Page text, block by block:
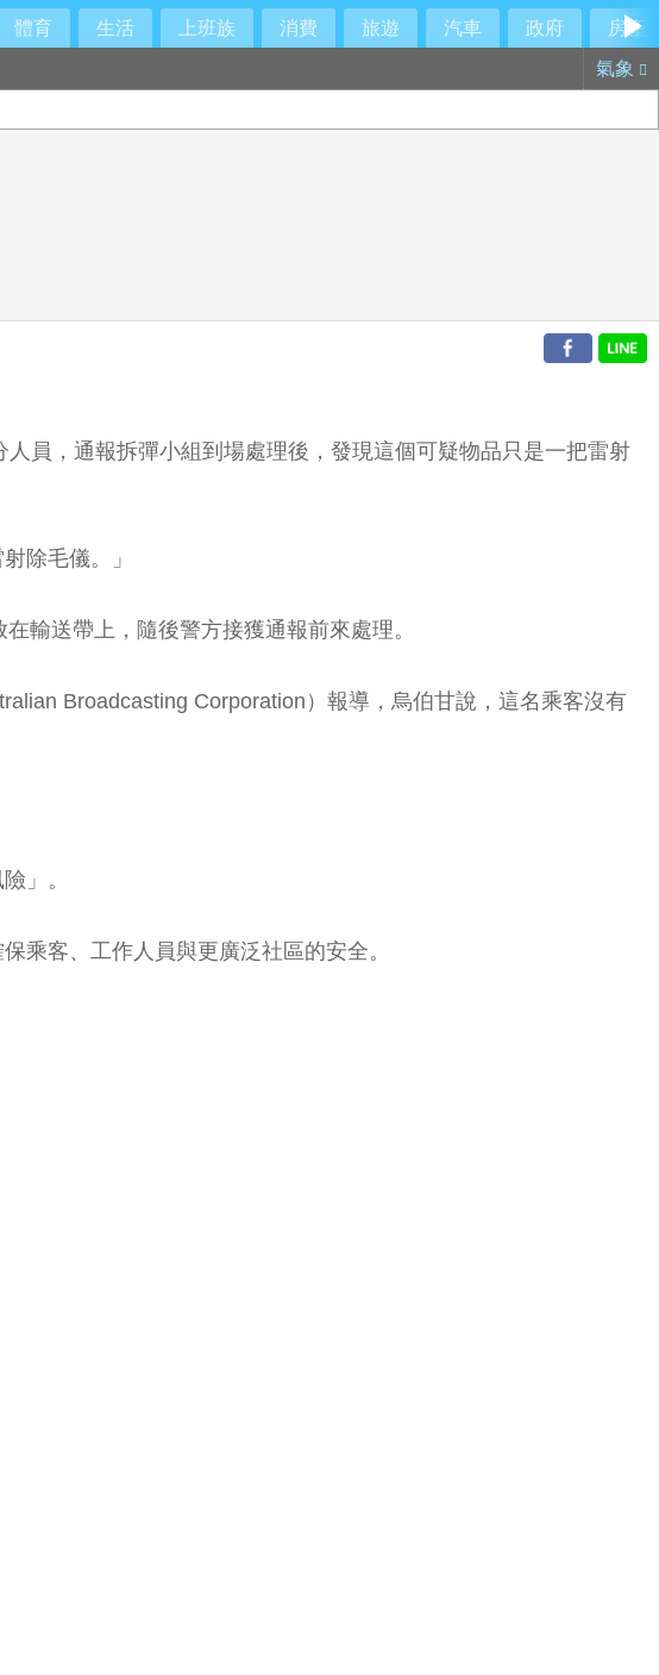
體育 生活 上班族 消費 旅遊 汽車 政府
房產
氣象
員，通報拆彈小組到場處理後，發現這個可疑物品只是一把雷射
除毛儀。」
輸送帶上，隨後警方接獲通報前來處理。
Broadcasting Corporation）報導，烏伯甘說，這名乘客沒有
」。
乘客、工作人員與更廣泛社區的安全。